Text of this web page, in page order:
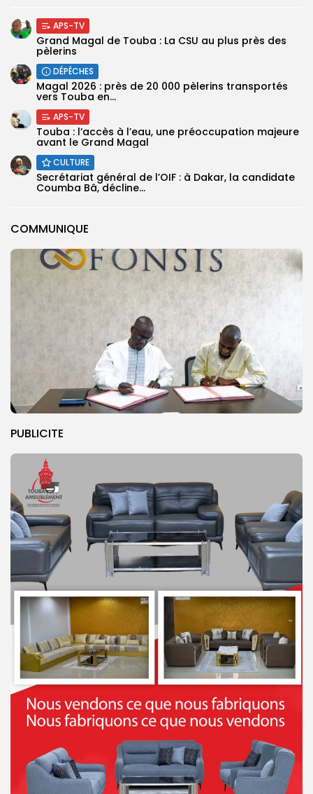
COMMUNIQUE
PUBLICITE
APS-TV
Grand Magal de Touba : La CSU au plus près des
pèlerins
DÉPÊCHES
Magal 2026 : près de 20 000 pèlerins transportés
vers Touba en...
APS-TV
Touba : l’accès à l’eau, une préoccupation majeure
avant le Grand Magal
CULTURE
Secrétariat général de l’OIF : à Dakar, la candidate
Coumba Bâ, décline...